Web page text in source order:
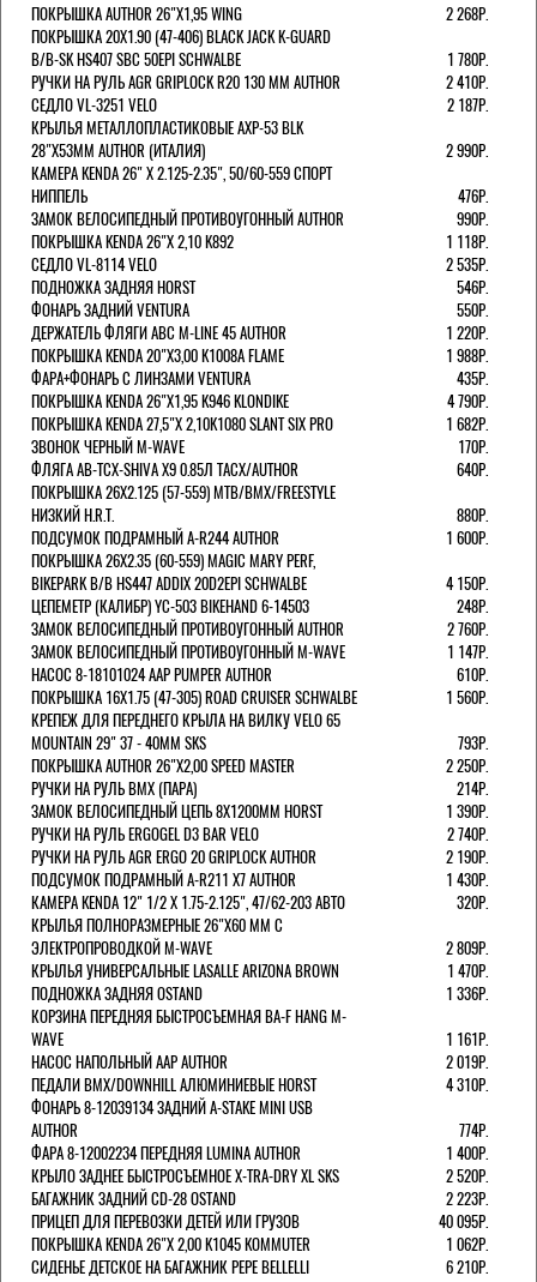
ПОКРЫШКА AUTHOR 26"Х1,95 WING
2 268Р.
ПОКРЫШКА 20X1.90 (47-406) BLACK JACK K-GUARD
B/B-SK HS407 SBC 50EPI SCHWALBE
1 780Р.
РУЧКИ НА РУЛЬ AGR GRIPLOCK R20 130 ММ AUTHOR
2 410Р.
СЕДЛО VL-3251 VELO
2 187Р.
КРЫЛЬЯ МЕТАЛЛОПЛАСТИКОВЫЕ AXP-53 BLK
28"Х53ММ AUTHOR (ИТАЛИЯ)
2 990Р.
КАМЕРА KENDA 26" Х 2.125-2.35", 50/60-559 СПОРТ
НИППЕЛЬ
476Р.
ЗАМОК ВЕЛОСИПЕДНЫЙ ПРОТИВОУГОННЫЙ AUTHOR
990Р.
ПОКРЫШКА KENDA 26"Х 2,10 K892
1 118Р.
СЕДЛО VL-8114 VELO
2 535Р.
ПОДНОЖКА ЗАДНЯЯ HORST
546Р.
ФОНАРЬ ЗАДНИЙ VENTURA
550Р.
ДЕРЖАТЕЛЬ ФЛЯГИ АВС M-LINE 45 AUTHOR
1 220Р.
ПОКРЫШКА KENDA 20"Х3,00 K1008A FLAME
1 988Р.
ФАРА+ФОНАРЬ С ЛИНЗАМИ VENTURA
435Р.
ПОКРЫШКА KENDA 26"Х1,95 K946 KLONDIKE
4 790Р.
ПОКРЫШКА KENDA 27,5"Х 2,10K1080 SLANT SIX PRO
1 682Р.
ЗВОНОК ЧЕРНЫЙ M-WAVE
170Р.
ФЛЯГА AB-TCX-SHIVA X9 0.85Л TACX/AUTHOR
640Р.
ПОКРЫШКА 26X2.125 (57-559) MTB/BMX/FREESTYLE
НИЗКИЙ H.R.T.
880Р.
ПОДСУМОК ПОДРАМНЫЙ A-R244 AUTHOR
1 600Р.
ПОКРЫШКА 26X2.35 (60-559) MAGIC MARY PERF,
BIKEPARK B/B HS447 ADDIX 20D2EPI SCHWALBE
4 150Р.
ЦЕПЕМЕТР (КАЛИБР) YC-503 BIKEHAND 6-14503
248Р.
ЗАМОК ВЕЛОСИПЕДНЫЙ ПРОТИВОУГОННЫЙ AUTHOR
2 760Р.
ЗАМОК ВЕЛОСИПЕДНЫЙ ПРОТИВОУГОННЫЙ M-WAVE
1 147Р.
НАСОС 8-18101024 AAP PUMPER AUTHOR
610Р.
ПОКРЫШКА 16X1.75 (47-305) ROAD CRUISER SCHWALBE
1 560Р.
КРЕПЕЖ ДЛЯ ПЕРЕДНЕГО КРЫЛА НА ВИЛКУ VELO 65
MOUNTAIN 29" 37 - 40ММ SKS
793Р.
ПОКРЫШКА AUTHOR 26"Х2,00 SPEED MASTER
2 250Р.
РУЧКИ НА РУЛЬ BMX (ПАРА)
214Р.
ЗАМОК ВЕЛОCИПЕДНЫЙ ЦЕПЬ 8Х1200ММ HORST
1 390Р.
РУЧКИ НА РУЛЬ ERGOGEL D3 BAR VELO
2 740Р.
РУЧКИ НА РУЛЬ AGR ERGO 20 GRIPLOCK AUTHOR
2 190Р.
ПОДСУМОК ПОДРАМНЫЙ A-R211 X7 AUTHOR
1 430Р.
КАМЕРА KENDA 12" 1/2 Х 1.75-2.125", 47/62-203 АВТО
320Р.
КРЫЛЬЯ ПОЛНОРАЗМЕРНЫЕ 26"Х60 ММ С
ЭЛЕКТРОПРОВОДКОЙ M-WAVE
2 809Р.
КРЫЛЬЯ УНИВЕРСАЛЬНЫЕ LASALLE ARIZONA BROWN
1 470Р.
ПОДНОЖКА ЗАДНЯЯ OSTAND
1 336Р.
КОРЗИНА ПЕРЕДНЯЯ БЫСТРОСЪЕМНАЯ BA-F HANG M-
WAVE
1 161Р.
НАСОС НАПОЛЬНЫЙ AAP AUTHOR
2 019Р.
ПЕДАЛИ BMX/DOWNHILL АЛЮМИНИЕВЫЕ HORST
4 310Р.
ФОНАРЬ 8-12039134 ЗАДНИЙ A-STAKE MINI USB
AUTHOR
774Р.
ФАРА 8-12002234 ПЕРЕДНЯЯ LUMINA AUTHOR
1 400Р.
КРЫЛО ЗАДНЕЕ БЫСТРОСЪЕМНОЕ X-TRA-DRY XL SKS
2 520Р.
БАГАЖНИК ЗАДНИЙ CD-28 OSTAND
2 223Р.
ПРИЦЕП ДЛЯ ПЕРЕВОЗКИ ДЕТЕЙ ИЛИ ГРУЗОВ
40 095Р.
ПОКРЫШКА KENDA 26"Х 2,00 K1045 KOMMUTER
1 062Р.
СИДЕНЬЕ ДЕТСКОЕ НА БАГАЖНИК PEPE BELLELLI
6 210Р.